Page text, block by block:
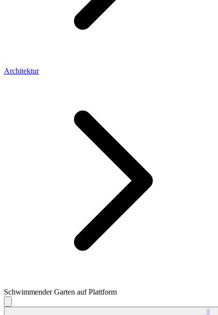
Architektur
Schwimmender Garten auf Plattform